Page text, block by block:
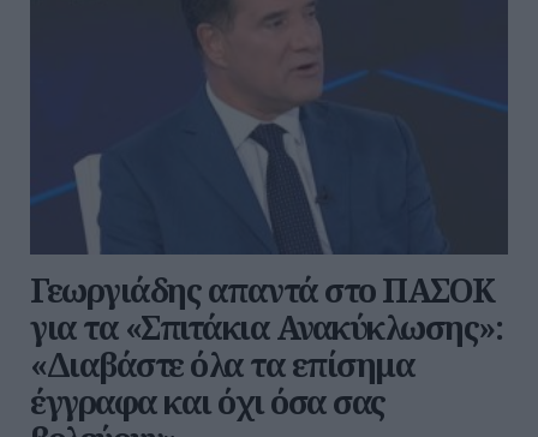
Γεωργιάδης απαντά στο ΠΑΣΟΚ
για τα «Σπιτάκια Ανακύκλωσης»:
«Διαβάστε όλα τα επίσημα
έγγραφα και όχι όσα σας